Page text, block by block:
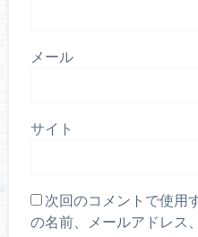
メール
サイト
次回のコメントで使用
の名前、メールアドレス